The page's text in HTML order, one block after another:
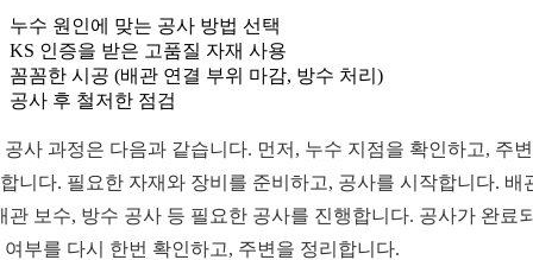
누수 원인에 맞는 공사 방법 선택
KS 인증을 받은 고품질 자재 사용
꼼꼼한 시공 (배관 연결 부위 마감, 방수 처리)
공사 후 철저한 점검
공사 과정은 다음과 같습니다. 먼저, 누수 지점을 확인하고, 주
니다. 필요한 자재와 장비를 준비하고, 공사를 시작합니다. 배
관 보수, 방수 공사 등 필요한 공사를 진행합니다. 공사가 완료
여부를 다시 한번 확인하고, 주변을 정리합니다.